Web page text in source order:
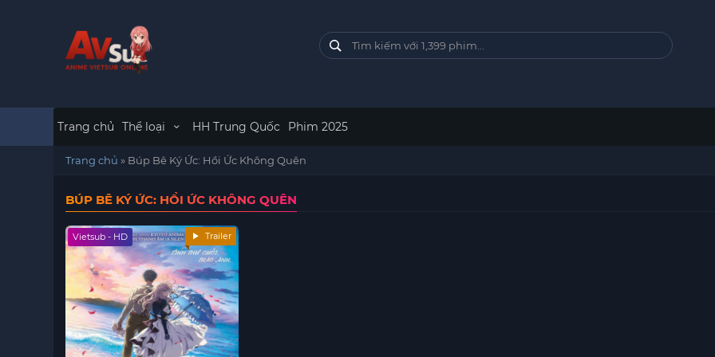
Trang chủ Thể loại HH Trung Quốc Phim 2025
Trang chủ » Búp Bê Ký Ức: Hồi Ức Không Quên
BÚP BÊ KÝ ỨC: HỒI ỨC KHÔNG QUÊN
Vietsub - HD Trailer